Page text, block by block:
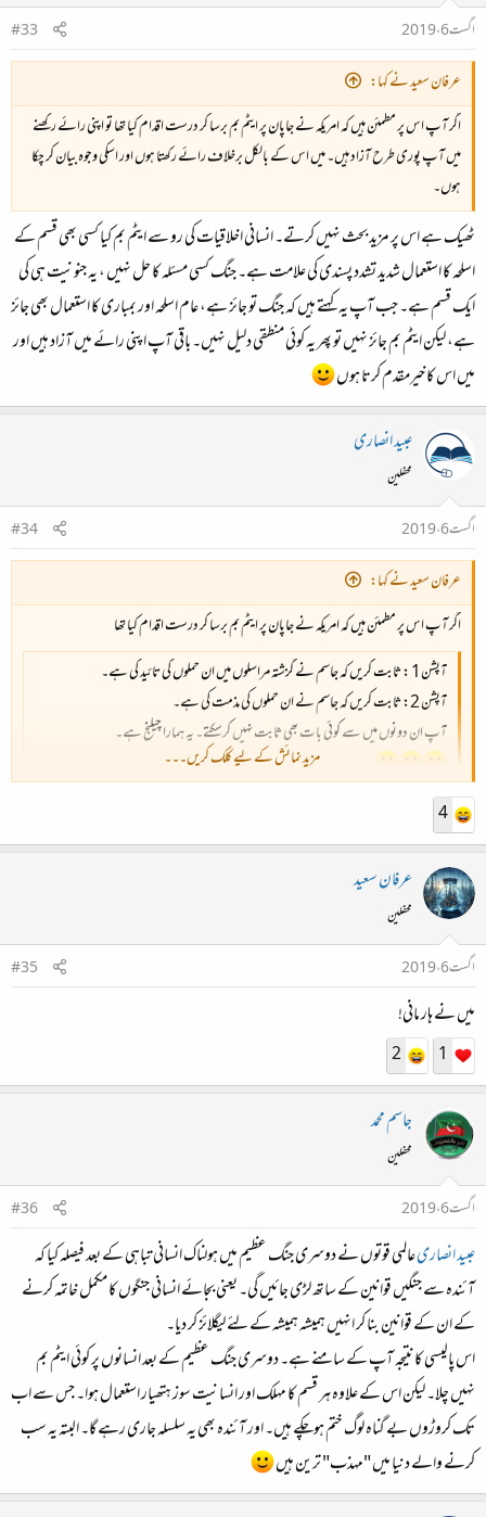
اگست 6، 2019
#33
عرفان سعید نے کہا:
اگر آپ اس پر مطمئن ہیں کہ امریکہ نے جاپان پر ایٹم بم برسا کر درست اقدام کیا تھا تو اپنی رائے رکھنے
میں آپ پوری طرح آزاد ہیں۔ میں اس کے بالکل برخلاف رائے رکھتا ہوں اور اسکی وجوہ بیان کر چکا
ہوں۔
ٹھیک ہے اس پر مزید بحث نہیں کرتے۔ انسانی اخلاقیات کی رو سے ایٹم بم کیا کسی بھی قسم کے
اسلحہ کا استعمال شدید تشدد پسندی کی علامت ہے۔ جنگ کسی مسئلہ کا حل نہیں ، یہ جنونیت ہی کی
ایک قسم ہے۔ جب آپ یہ کہتے ہیں کہ جنگ تو جائز ہے، عام اسلحہ اور بمباری کا استعمال بھی جائز
ہے، لیکن ایٹم بم جائز نہیں تو پھر یہ کوئی منطقی دلیل نہیں۔ باقی آپ اپنی رائے میں آزاد ہیں اور
میں اس کا خیرمقدم کرتا ہوں
عبید انصاری
محفلین
اگست 6، 2019
#34
عرفان سعید نے کہا:
اگر آپ اس پر مطمئن ہیں کہ امریکہ نے جاپان پر ایٹم بم برسا کر درست اقدام کیا تھا
آپشن1 : ثابت کریں کہ جاسم نے گزشتہ مراسلوں میں ان حملوں کی تائید کی ہے۔
آپشن 2: ثابت کریں کہ جاسم نے ان حملوں کی مذمت کی ہے۔
آپ ان دونوں میں سے کوئی بات بھی ثابت نہیں کرسکتے۔ یہ ہمارا چیلنج ہے۔
مزید نمائش کے لیے کلک کریں۔۔۔
4
عرفان سعید
محفلین
اگست 6، 2019
#35
میں نے ہار مانی!
1
2
جاسم محمد
محفلین
اگست 6، 2019
#36
عبید انصاریعالمی قوتوں نے دوسری جنگ عظیم میں ہولناک انسانی تباہی کے بعد فیصلہ کیا کہ
آئندہ سے جنگیں قوانین کے ساتھ لڑی جائیں گی۔ یعنی بجائے انسانی جنگوں کا مکمل خاتمہ کرنے
کے ان کے قوانین بنا کر انہیں ہمیشہ ہمیشہ کے لئے لیگلائز کر دیا۔
اس پالیسی کا نتیجہ آپ کے سامنے ہے۔ دوسری جنگ عظیم کے بعد انسانوں پر کوئی ایٹم بم
نہیں چلا۔ لیکن اس کے علاوہ ہر قسم کا مہلک اور انسانیت سوز ہتھیار استعمال ہوا۔ جس سے اب
تک کروڑوں بے گناہ لوگ ختم ہوچکے ہیں۔ اور آئندہ بھی یہ سلسلہ جاری رہے گا۔ البتہ یہ سب
کرنے والے دنیا میں "مہذب" ترین ہیں